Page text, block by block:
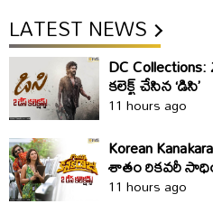
LATEST NEWS
DC
కలెక్ట్ చేసిన ‘డి‌సి’
11 hours ago
Korean
శాతం రికవరీ
11 hours ago